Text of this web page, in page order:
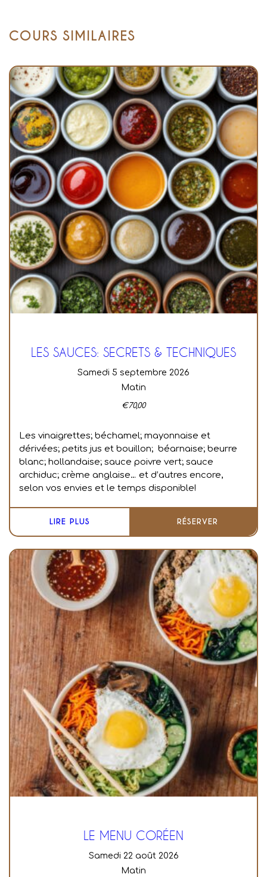
COURS SIMILAIRES
LES SAUCES: SECRETS & TECHNIQUES
samedi 5 septembre 2026
Matin
€70,00
Les vinaigrettes; béchamel; mayonnaise et
dérivées; petits jus et bouillon; béarnaise; beurre
blanc; hollandaise; sauce poivre vert; sauce
archiduc; crème anglaise… et d’autres encore,
selon vos envies et le temps disponible!
LIRE PLUS RÉSERVER
LE MENU CORÉEN
samedi 22 août 2026
Matin